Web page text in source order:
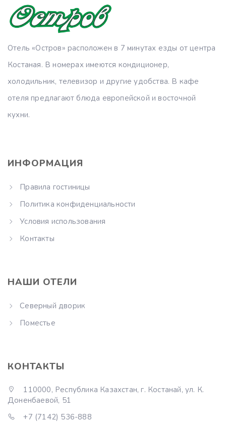
Отель «Остров» расположен в 7 минутах езды от центра
Костаная. В номерах имеются кондиционер,
холодильник, телевизор и другие удобства. В кафе
отеля предлагают блюда европейской и восточной
кухни.
ИНФОРМАЦИЯ
Правила гостиницы
Политика конфиденциальности
Условия использования
Контакты
НАШИ ОТЕЛИ
Северный дворик
Поместье
КОНТАКТЫ
110000, Республика Казахстан, г. Костанай, ул. К.
Доненбаевой, 51
+7 (7142) 536-888